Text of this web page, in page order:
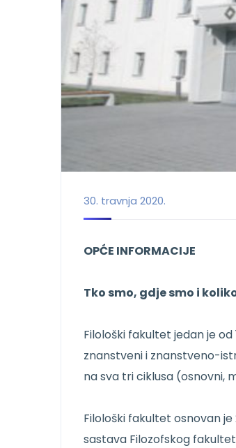
30. travnja 2020.
OPĆE INFORMACIJE
Tko smo, gdje smo i
Filološki fakultet jedan je
znanstveni i znanstveno-
na sva tri ciklusa (osnovni,
Filološki fakultet osnovan
sastava Filozofskog